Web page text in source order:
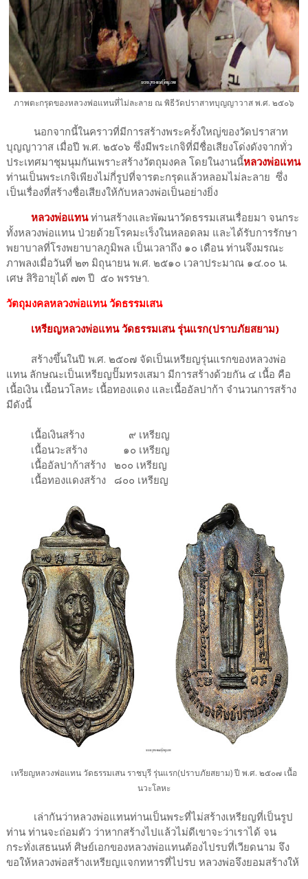
ภาพตะกรุดของหลวงพ่อแทนที่ไม่ละลาย ณ พิธีวัดปราสาทบุญญาวาส พ.ศ. ๒๕๐๖
นอกจากนี้ในคราวที่มีการสร้างพระครั้งใหญ่ของวัดปราสาท
บุญญาวาส เมื่อปี พ.ศ. ๒๕๐๖ ซึ่งมีพระเกจิที่มีชื่อเสียงโด่งดังจากทั่ว
ประเทศมาชุมนุมกันเพราะสร้างวัตถุมงคล โดยในงานนี้หลวงพ่อแทน
ท่านเป็นพระเกจิเพียงไม่กี่รูปที่จารตะกรุดแล้วหลอมไม่ละลาย ซึ่ง
เป็นเรื่องที่สร้างชื่อเสียงให้กับหลวงพ่อเป็นอย่างยิ่ง
หลวงพ่อแทนท่านสร้างและพัฒนาวัดธรรมเสนเรื่อยมา จนกระ
ทั้งหลวงพ่อแทน ป่วยด้วยโรคมะเร็งในหลอดลม และได้รับการรักษา
พยาบาลที่โรงพยาบาลภูมิพล เป็นเวลาถึง ๑๐ เดือน ท่านจึงมรณะ
ภาพลงเมื่อวันที่ ๒๓ มิถุนายน พ.ศ. ๒๕๑๐ เวลาประมาณ ๑๔.๐๐ น.
เศษ สิริอายุได้ ๗๓ ปี ๕๐ พรรษา.
วัตถุมงคลหลวงพ่อแทน วัดธรรมเสน
เหรียญหลวงพ่อแทน วัดธรรมเสน รุ่นแรก(ปราบภัยสยาม)
สร้างขึ้นในปี พ.ศ. ๒๕๐๗ จัดเป็นเหรียญรุ่นแรกของหลวงพ่อ
แทน ลักษณะเป็นเหรียญปั๊มทรงเสมา มีการสร้างด้วยกัน ๔ เนื้อ คือ
เนื้อเงิน เนื้อนวโลหะ เนื้อทองแดง และเนื้ออัลปาก้า จำนวนการสร้าง
มีดังนี้
เนื้อเงินสร้าง ๙ เหรียญ
เนื้อนวะสร้าง ๑๐ เหรียญ
เนื้ออัลปาก้าสร้าง ๒๐๐ เหรียญ
เนื้อทองแดงสร้าง ๘๐๐ เหรียญ
เหรียญหลวงพ่อแทน วัดธรรมเสน ราชบุรี รุ่นแรก(ปราบภัยสยาม) ปี พ.ศ. ๒๕๐๗ เนื้อ
นวะโลหะ
เล่ากันว่าหลวงพ่อแทนท่านเป็นพระที่ไม่สร้างเหรียญที่เป็นรูป
ท่าน ท่านจะถ่อมตัว ว่าหากสร้างไปแล้วไม่ดีเขาจะว่าเราได้ จน
กระทั่งเสธนนท์ ศิษย์เอกของหลวงพ่อแทนต้องไปรบที่เวียดนาม จึง
ขอให้หลวงพ่อสร้างเหรียญแจกทหารที่ไปรบ หลวงพ่อจึงยอมสร้างให้